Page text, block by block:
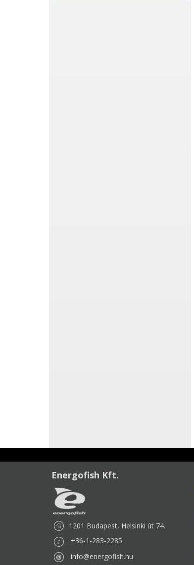
Energofish Kft.
1201 Budapest, Helsinki út 74.
+36-1-283-2285
info@energofish.hu